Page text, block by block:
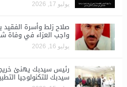
يوليو 17, 2026
صلاح زلط وأسرة
واجب العزاء في وفاة
يوليو 16, 2026
رئيس سيدبك يهنئ
سيدبك للتكنولوجيا